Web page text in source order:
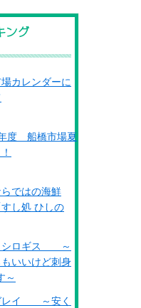
カレンダーに
度 船橋市場夏
ではの海鮮
し処 ひしの
シロギス ～
いいけど刺身
～
レイ ～安く